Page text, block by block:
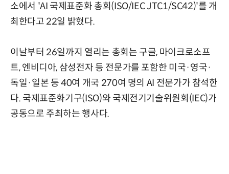
소에서 'AI 국제표준화 총회(ISO/IEC JTC1/SC42)'를 개
최한다고 22일 밝혔다.
이날부터 26일까지 열리는 총회는 구글, 마이크로소프
트, 엔비디아, 삼성전자 등 전문가를 포함한 미국·영국·
독일·일본 등 40여 개국 270여 명의 AI 전문가가 참석한
다. 국제표준화기구(ISO)와 국제전기기술위원회(IEC)가
공동으로 주최하는 행사다.